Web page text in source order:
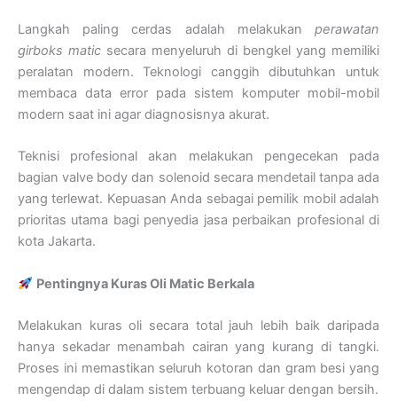
Langkah paling cerdas adalah melakukan perawatan
girboks matic secara menyeluruh di bengkel yang memiliki
peralatan modern. Teknologi canggih dibutuhkan untuk
membaca data error pada sistem komputer mobil-mobil
modern saat ini agar diagnosisnya akurat.
Teknisi profesional akan melakukan pengecekan pada
bagian valve body dan solenoid secara mendetail tanpa ada
yang terlewat. Kepuasan Anda sebagai pemilik mobil adalah
prioritas utama bagi penyedia jasa perbaikan profesional di
kota Jakarta.
Pentingnya Kuras Oli Matic Berkala
Melakukan kuras oli secara total jauh lebih baik daripada
hanya sekadar menambah cairan yang kurang di tangki.
Proses ini memastikan seluruh kotoran dan gram besi yang
mengendap di dalam sistem terbuang keluar dengan bersih.